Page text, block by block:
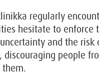
regularly
hesitate to enforce
and the risk
people